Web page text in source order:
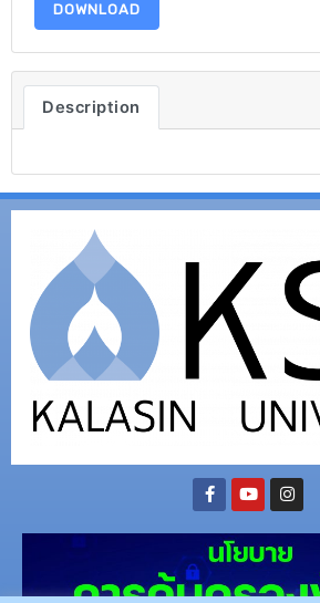
DOWNLOAD
Description